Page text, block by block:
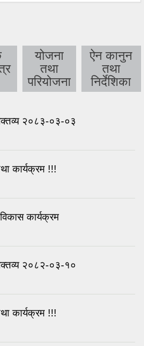
योजना
तथा
परियोजना
ऐन कानुन
तथा
निर्देशिका
२०८३-०३-०३
कार्यक्रम !!!
कार्यक्रम
२०८२-०३-१०
कार्यक्रम !!!